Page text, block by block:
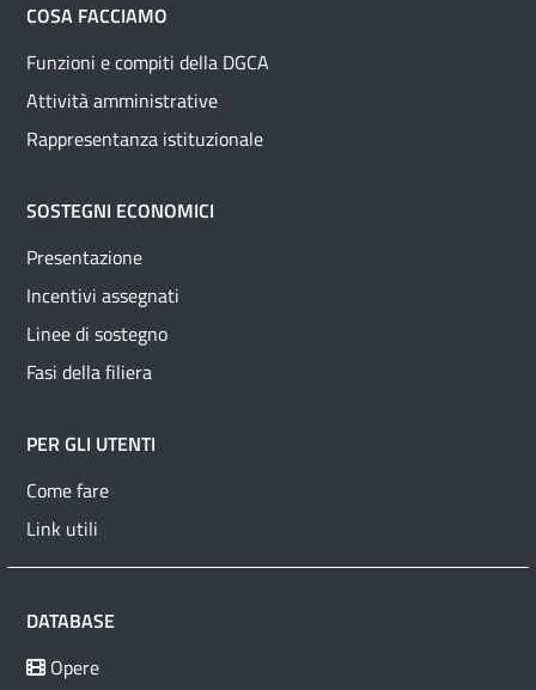
COSA FACCIAMO
Funzioni e compiti della DGCA
Attività amministrative
Rappresentanza istituzionale
SOSTEGNI ECONOMICI
Presentazione
Incentivi assegnati
Linee di sostegno
Fasi della filiera
PER GLI UTENTI
Come fare
Link utili
DATABASE
Opere